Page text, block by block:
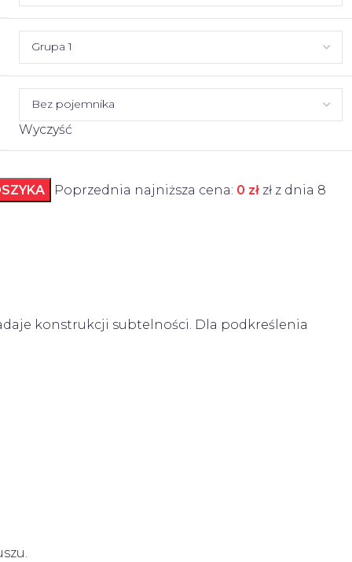
Wyczyść
Poprzednia najniższa cena: 0 zł zł z dnia 8
konstrukcji subtelności. Dla podkreślenia